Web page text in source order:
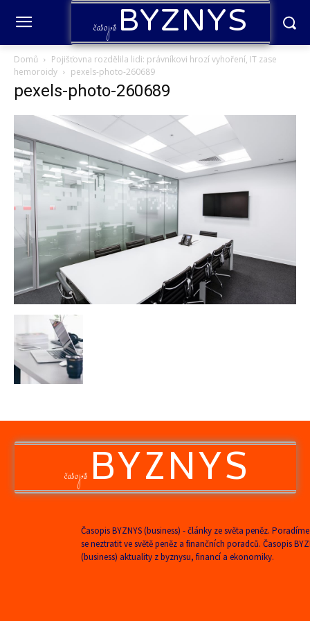
časopisBYZNYS
Domů
Pojišťovna rozdělila lidi: právníkovi hrozí vyhoření, IT zase
hemoroidy
pexels-photo-260689
pexels-photo-260689
časopisBYZNYS
Časopis BYZNYS (business) - články ze světa peněz.
se neztratit ve světě peněz a finančních poradců. Časopis
(business) aktuality z byznysu, financí a ekonomiky.